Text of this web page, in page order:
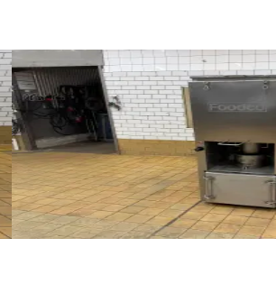
б/в
FOODCO
ID NR3203
140 x 90 x 175 cm
Димогенератор Foodco з
Деталі Запросити ціну